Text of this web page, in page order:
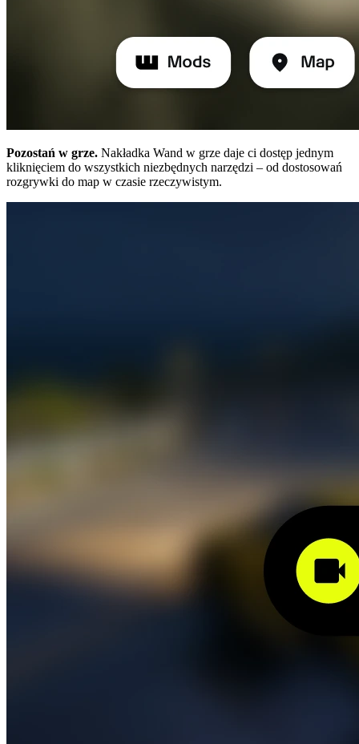
Pozostań w grze. Nakładka Wand w grze daje ci dostęp jednym
kliknięciem do wszystkich niezbędnych narzędzi – od dostosowań
rozgrywki do map w czasie rzeczywistym.